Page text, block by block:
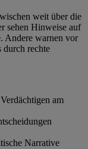
weit über die
sehen Hinweise auf
Andere warnen vor
durch rechte
am
Narrative